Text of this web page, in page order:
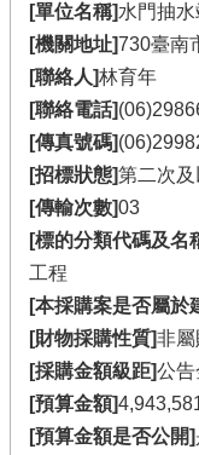
[單位名稱]水門抽
[機關地址]730臺南
[聯絡人]林育年
[聯絡電話]
[傳真號碼]
[招標狀態]第二次
[傳輸次數]03
[標的分類代碼及名
工程
[本採購案是否屬於
[財物採購性質]非屬
[採購金額級距]公
[預算金額]
[預算金額是否公開]